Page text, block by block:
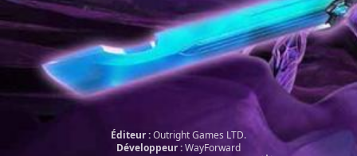
Éditeur :Outright Games LTD.
Développeur :WayForward